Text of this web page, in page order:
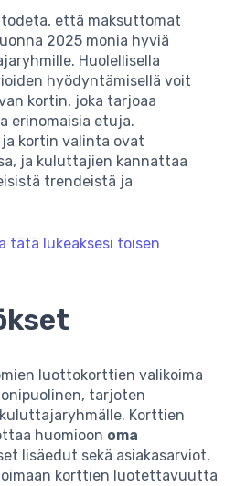
että maksuttomat
2025 monia hyviä
Huolellisella
hyödyntämisellä voit
kortin, joka tarjoaa
erinomaisia etuja.
kortin valinta ovat
ja kuluttajien kannattaa
trendeistä ja
tätä lukeaksesi toisen
luottokorttien valikoima
tarjoten
Korttien
huomioon oma
lisäedut sekä asiakasarviot,
korttien luotettavuutta